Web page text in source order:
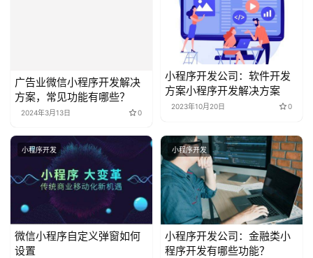
广告业微信小程序开发解决
方案，常见功能有哪些？
2024年3月13日 0
小程序开发公司：软件开发
方案小程序开发解决方案
2023年10月20日 0
小程序开发
微信小程序自定义弹窗如何
设置
小程序开发
小程序开发公司：金融类小
程序开发有哪些功能？